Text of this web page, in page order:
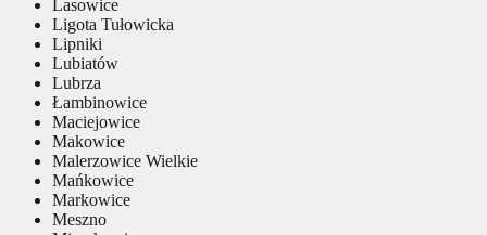
Lasowice
Ligota Tułowicka
Lipniki
Lubiatów
Lubrza
Łambinowice
Maciejowice
Makowice
Malerzowice Wielkie
Mańkowice
Markowice
Meszno